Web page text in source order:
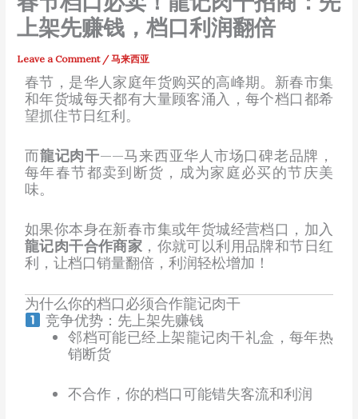
上架先赚钱，档口利润翻倍
Leave a Comment /马来西亚
春节，是华人家庭年货购买的高峰期。新春市集
和年货城每天都有大量顾客涌入，每个档口都希
望抓住节日红利。
而龍记肉干——马来西亚华人市场口碑老品牌，
每年春节都卖到断货，成为家庭必买的节庆美
味。
如果你本身在新春市集或年货城经营档口，加入
龍记肉干合作商家 ，你就可以利用品牌和节日红
利，让档口销量翻倍，利润轻松增加！
为什么你的档口必须合作龍记肉干
竞争优势：先上架先赚钱
邻档可能已经上架龍记肉干礼盒，每年热
销断货
不合作，你的档口可能错失客流和利润